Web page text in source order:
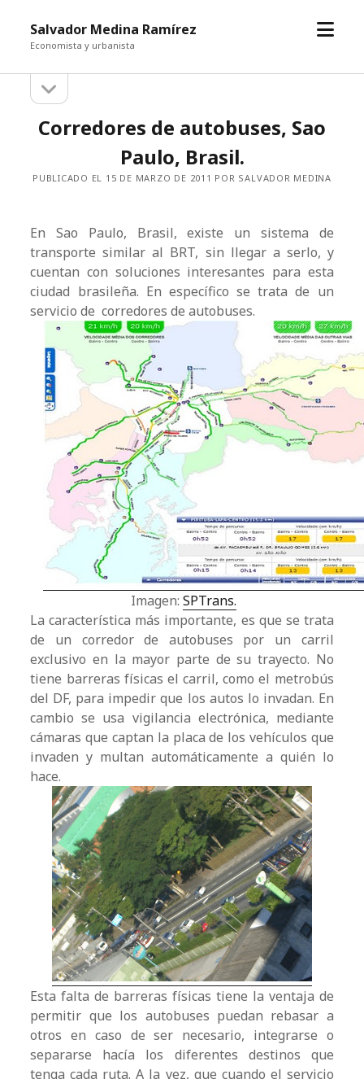
Salvador Medina Ramírez
Economista y urbanista
abrir
Barra
lateral
la
lateral
Corredores de autobuses, Sao
Paulo, Brasil.
PUBLICADO EL 15 DE MARZO DE 2011 POR SALVADOR MEDINA
En Sao Paulo, Brasil, existe un sistema de
transporte similar al BRT, sin llegar a serlo, y
cuentan con soluciones interesantes para esta
ciudad brasileña. En específico se trata de un
servicio de corredores de autobuses.
Imagen: SPTrans.
La característica más importante, es que se trata
de un corredor de autobuses por un carril
exclusivo en la mayor parte de su trayecto. No
tiene barreras físicas el carril, como el metrobús
del DF, para impedir que los autos lo invadan. En
cambio se usa vigilancia electrónica, mediante
cámaras que captan la placa de los vehículos que
invaden y multan automáticamente a quién lo
hace.
Esta falta de barreras físicas tiene la ventaja de
permitir que los autobuses puedan rebasar a
otros en caso de ser necesario, integrarse o
separarse hacía los diferentes destinos que
tenga cada ruta. A la vez, que cuando el servicio